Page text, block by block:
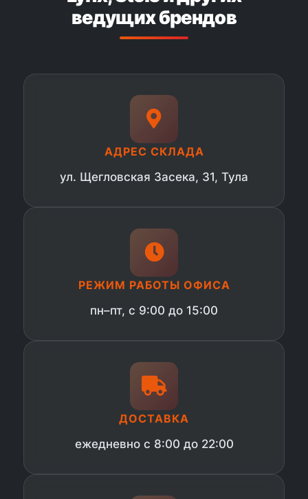
ведущих брендов
АДРЕС СКЛАДА
ул. Щегловская Засека, 31, Тула
РЕЖИМ РАБОТЫ ОФИСА
пн–пт, с 9:00 до 15:00
ДОСТАВКА
ежедневно с 8:00 до 22:00